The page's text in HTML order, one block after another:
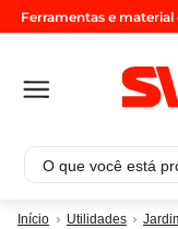
Ferramentas e material
O que você está
Utilidades
Termos mais